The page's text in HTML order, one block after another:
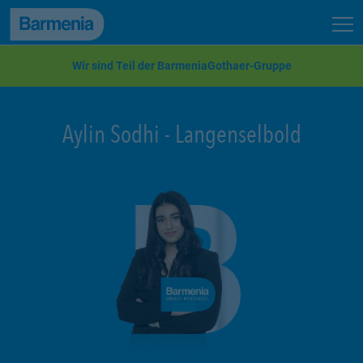
zum Seiteninhalt
Back to top
Wir sind Teil der BarmeniaGothaer-Gruppe
Aylin Sodhi - Langenselbold